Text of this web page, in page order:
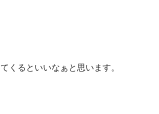
くるといいなぁと思います。